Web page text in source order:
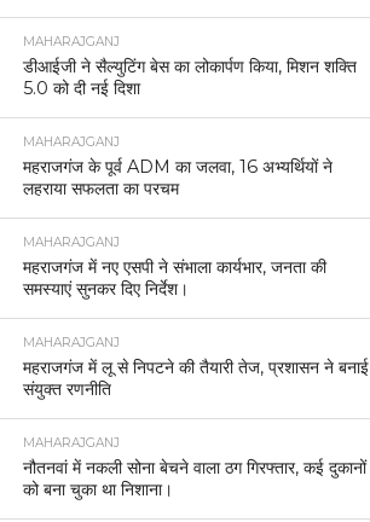
MAHARAJGANJ
डीआईजी ने सैल्युटिंग बेस का लोकार्पण किया, मिशन शक्ति
5.0 को दी नई दिशा
MAHARAJGANJ
महराजगंज के पूर्व ADM का जलवा, 16 अभ्यर्थियों ने
लहराया सफलता का परचम
MAHARAJGANJ
महराजगंज में नए एसपी ने संभाला कार्यभार, जनता की
समस्याएं सुनकर दिए निर्देश।
MAHARAJGANJ
महराजगंज में लू से निपटने की तैयारी तेज, प्रशासन ने बनाई
संयुक्त रणनीति
MAHARAJGANJ
नौतनवां में नकली सोना बेचने वाला ठग गिरफ्तार, कई दुकानों
को बना चुका था निशाना।